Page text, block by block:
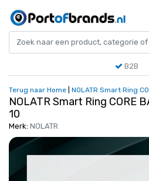
B2B
Terug naar Home NOLATR Smart Ring
NOLATR Smart Ring CORE
10
Merk: NOLATR